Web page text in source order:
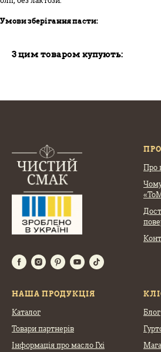
Умови зберігання пасти:
З цим товаром купують:
Про
НАША ПРОДУКЦІЯ
Каталог
Товари партнерів
Інформація про масло Гхі
Блог